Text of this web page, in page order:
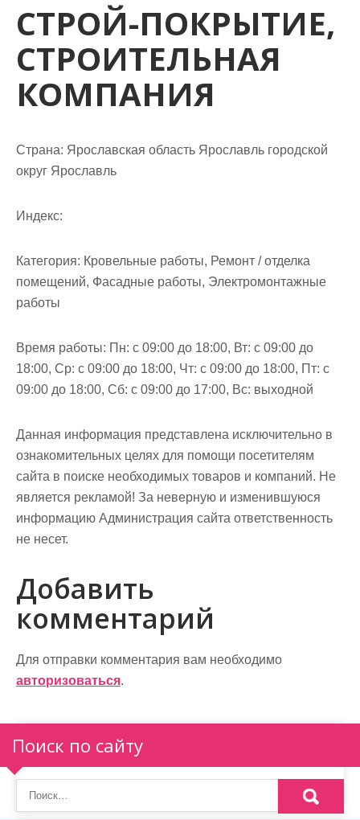
СТРОЙ-ПОКРЫТИЕ,
СТРОИТЕЛЬНАЯ
КОМПАНИЯ
Страна: Ярославская область Ярославль городской
округ Ярославль
Индекс:
Категория: Кровельные работы, Ремонт / отделка
помещений, Фасадные работы, Электромонтажные
работы
Время работы: Пн: с 09:00 до 18:00, Вт: с 09:00 до
18:00, Ср: с 09:00 до 18:00, Чт: с 09:00 до 18:00, Пт: с
09:00 до 18:00, Сб: с 09:00 до 17:00, Вс: выходной
Данная информация представлена исключительно в
ознакомительных целях для помощи посетителям
сайта в поиске необходимых товаров и компаний. Не
является рекламой! За неверную и изменившуюся
информацию Администрация сайта ответственность
не несет.
Добавить
комментарий
Для отправки комментария вам необходимо
авторизоваться.
Поиск по сайту